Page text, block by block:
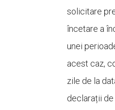
solicitare
încetare a
unei
acest caz,
zile de la
declarații